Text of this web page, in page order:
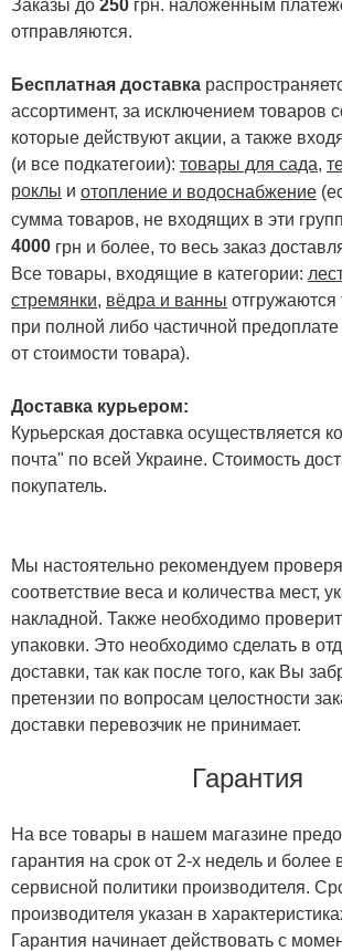
Заказы до 250 грн. наложенным
отправляются.
Бесплатная доставка
ассортимент, за исключением товаров
которые действуют акции, а также
(и все подкатегоии): товары для сада,
роклы и отопление и водоснабжение
сумма товаров, не входящих в эти
4000 грн и более, то весь заказ
Все товары, входящие в категории:
стремянки, вёдра и ванны отгружаются
при полной либо частичной
от стоимости товара).
Доставка курьером:
Курьерская доставка осуществляется
почта" по всей Украине. Стоимость
покупатель.
Мы настоятельно рекомендуем
соответствие веса и количества мест,
накладной. Также необходимо
упаковки. Это необходимо сделать в
доставки, так как после того, как Вы
претензии по вопросам целостности
доставки перевозчик не принимает.
Гарантия
На все товары в нашем магазине
гарантия на срок от 2-х недель и более
сервисной политики производителя.
производителя указан в
Гарантия начинает действовать с